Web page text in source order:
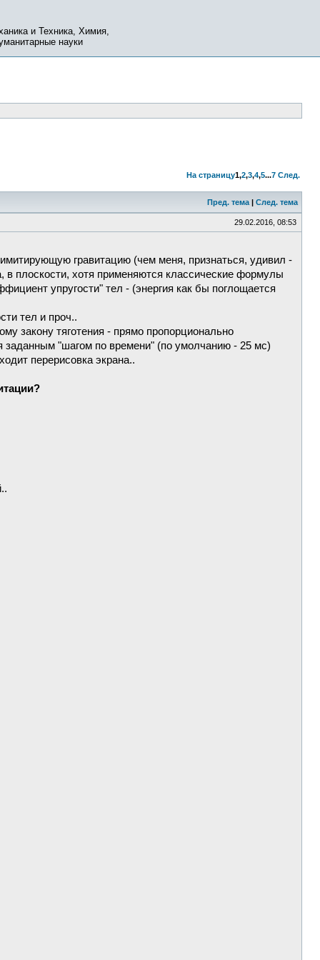
и Техника, Химия,
науки
На страницу1,2,3,4,5...7 След.
Пред. тема | След. тема
29.02.2016, 08:53
гравитацию (чем меня, признаться, удивил -
в плоскости, хотя применяются классические формулы
упругости" тел - (энергия как бы поглощается
тел и проч..
закону тяготения - прямо пропорционально
заданным "шагом по времени" (по умолчанию - 25 мс)
перерисовка экрана..